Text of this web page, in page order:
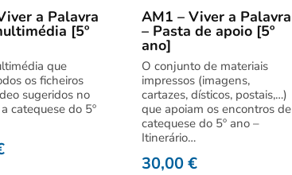
a Palavra
[5º
que
os ficheiros
sugeridos no
catequese do 5º
AM1 – Viver a Palavra
– Pasta de apoio [5º
ano]
O conjunto de materiais
impressos (imagens,
cartazes, dísticos, postais,…)
que apoiam os encontros de
catequese do 5º ano –
Itinerário…
30,00€